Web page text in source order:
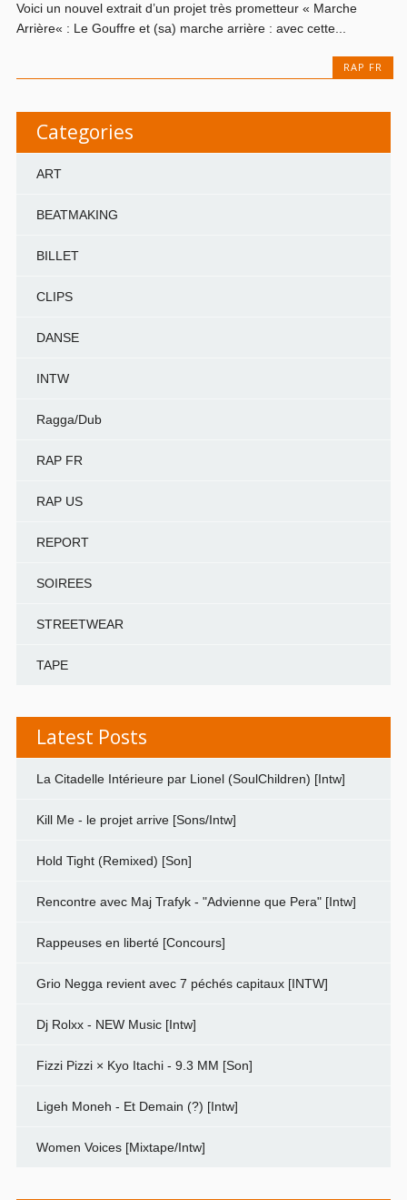
Voici un nouvel extrait d’un projet très prometteur « Marche
Arrière« : Le Gouffre et (sa) marche arrière : avec cette...
RAP FR
Categories
ART
BEATMAKING
BILLET
CLIPS
DANSE
INTW
Ragga/Dub
RAP FR
RAP US
REPORT
SOIREES
STREETWEAR
TAPE
Latest Posts
La Citadelle Intérieure par Lionel (SoulChildren) [Intw]
Kill Me - le projet arrive [Sons/Intw]
Hold Tight (Remixed) [Son]
Rencontre avec Maj Trafyk - "Advienne que Pera" [Intw]
Rappeuses en liberté [Concours]
Grio Negga revient avec 7 péchés capitaux [INTW]
Dj Rolxx - NEW Music [Intw]
Fizzi Pizzi × Kyo Itachi - 9.3 MM [Son]
Ligeh Moneh - Et Demain (?) [Intw]
Women Voices [Mixtape/Intw]